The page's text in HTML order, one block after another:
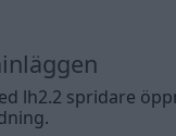
lh2.2 spridare